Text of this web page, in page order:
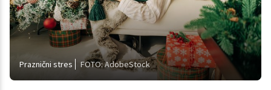
Praznični stres FOTO: AdobeStock